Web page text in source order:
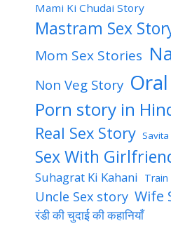
Mami Ki Chudai Story
Mastram Sex
Mom Sex Stories
Non Veg Story
Porn story in
Real Sex Story Savita
Sex With
Suhagrat Ki Kahani Train
Uncle Sex story Wife
रंडी की चुदाई की कहानियाँ